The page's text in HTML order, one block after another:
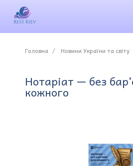
Головна Новини України та світу
Нотаріат — без
кожного